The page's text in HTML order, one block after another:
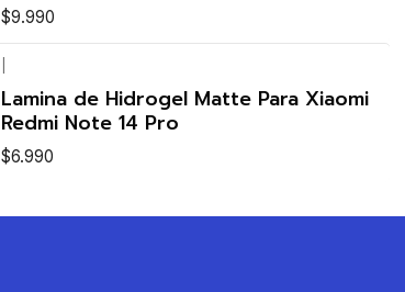
$9.990
Lamina de Hidrogel Matte Para Xiaomi
Redmi Note 14 Pro
$6.990